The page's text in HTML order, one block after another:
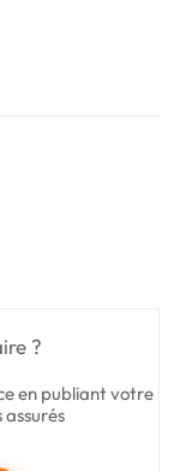
?
en publiant votre